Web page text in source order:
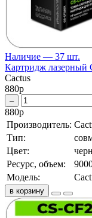
Наличие — 37 шт.
Картридж лазерный
Cactus
880р
–
880р
Производитель:
Тип:
Цвет:
Ресурс, объем:
Модель:
в корзину